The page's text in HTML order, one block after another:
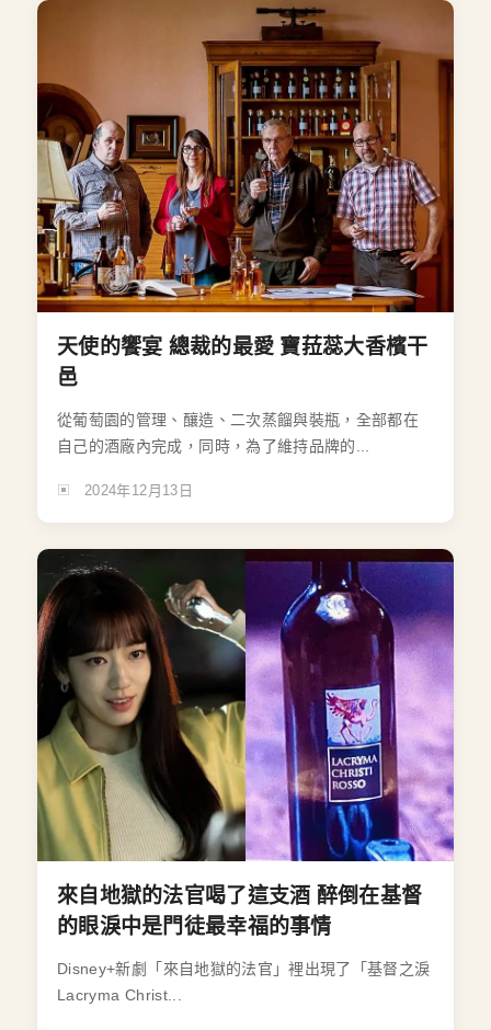
天使的饗宴 總裁的最愛 寶菈蕊大香檳干
邑
從葡萄園的管理、釀造、二次蒸餾與裝瓶，全部都在
自己的酒廠內完成，同時，為了維持品牌的...
2024年12月13日
來自地獄的法官喝了這支酒 醉倒在基督
的眼淚中是門徒最幸福的事情
Disney+新劇「來自地獄的法官」裡出現了「基督之淚
Lacryma Christ...